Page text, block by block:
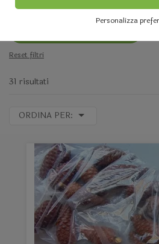
Personalizza
Categoria:
Reset filtri
31 risultati
ORDINA PER: